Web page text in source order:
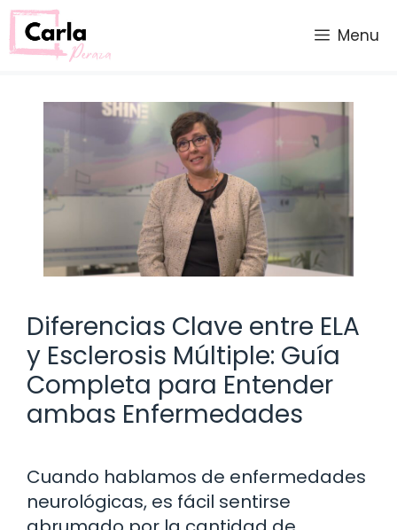
Saltar
al
contenido
Menu
Diferencias Clave entre ELA
y Esclerosis Múltiple: Guía
Completa para Entender
ambas Enfermedades
Cuando hablamos de enfermedades
neurológicas, es fácil sentirse